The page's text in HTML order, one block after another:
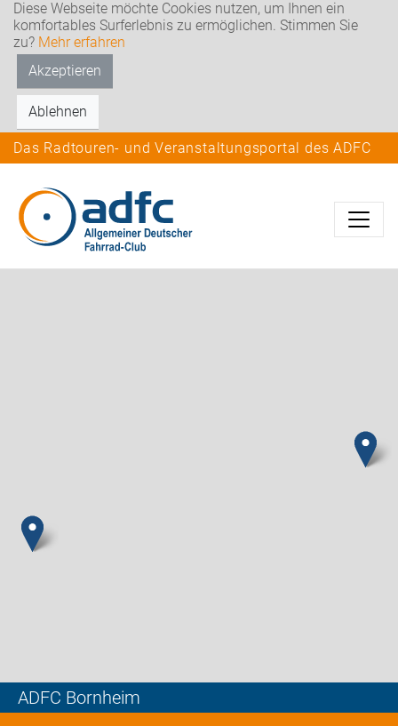
Diese Webseite möchte Cookies nutzen, um Ihnen ein
komfortables Surferlebnis zu ermöglichen. Stimmen Sie
zu? Mehr erfahren
Akzeptieren
Ablehnen
Das Radtouren- und Veranstaltungsportal des ADFC
ADFC Bornheim